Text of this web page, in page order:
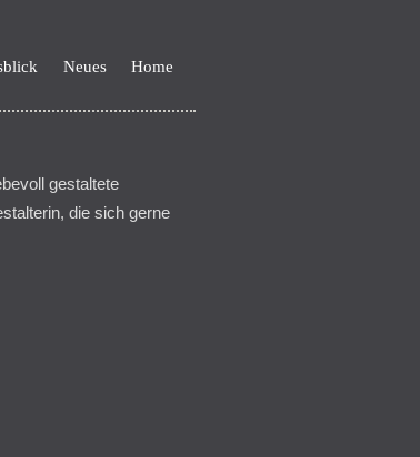
Neues Home
gestaltete
die sich gerne